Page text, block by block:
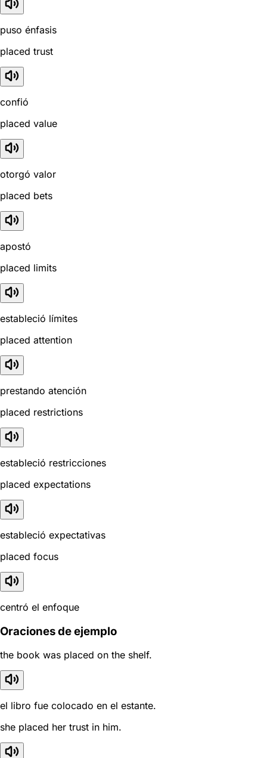
puso énfasis
placed trust
confió
placed value
otorgó valor
placed bets
apostó
placed limits
estableció límites
placed attention
prestando atención
placed restrictions
estableció restricciones
placed expectations
estableció expectativas
placed focus
centró el enfoque
Oraciones de ejemplo
the book was placed on the shelf.
el libro fue colocado en el estante.
she placed her trust in him.